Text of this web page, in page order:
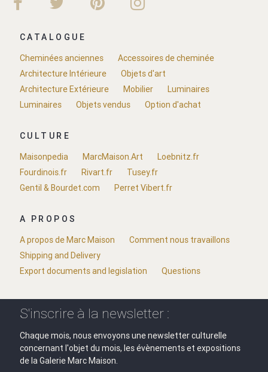
CATALOGUE
Cheminées anciennes
Accessoires de cheminée
Architecture Intérieure
Objets d'art
Architecture Extérieure
Mobilier
Luminaires
Luminaires
Objets vendus Option d'achat
CULTURE
Maisonpedia
MarcMaison.Art
Loebnitz.fr
Fourdinois.fr
Rivart.fr
Tusey.fr
Gentil & Bourdet.com
Perret Vibert.fr
A PROPOS
A propos de Marc Maison
Comment nous travaillons
Shipping and Delivery
Export documents and legislation
Questions
S'inscrire à la newsletter :
Chaque mois, nous envoyons une newsletter culturelle
concernant l'objet du mois, les évènements et expositions
de la Galerie Marc Maison.